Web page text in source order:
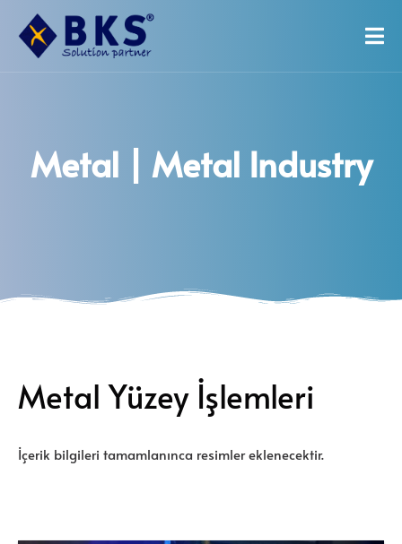
Metal | Metal Industry
Metal Yüzey İşlemleri
İçerik bilgileri tamamlanınca resimler eklenecektir.